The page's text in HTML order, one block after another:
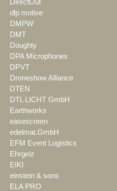
DirectOut
dlp motive
DMPW
DMT
Doughty
DPA Microphones
DPVT
Droneshow Alliance
DTEN
DTL LICHT GmbH
Earthworks
easescreen
edelmat.GmbH
EFM Event Logistics
Ehrgeiz
EIKI
einstein & sons
ELA PRO